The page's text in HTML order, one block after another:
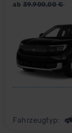
ab 39.900,00€
Fahrzeugtyp: